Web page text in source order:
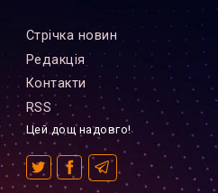
Стрiчка новин
Редакцiя
Контакти
RSS
Цей дощ надовго!